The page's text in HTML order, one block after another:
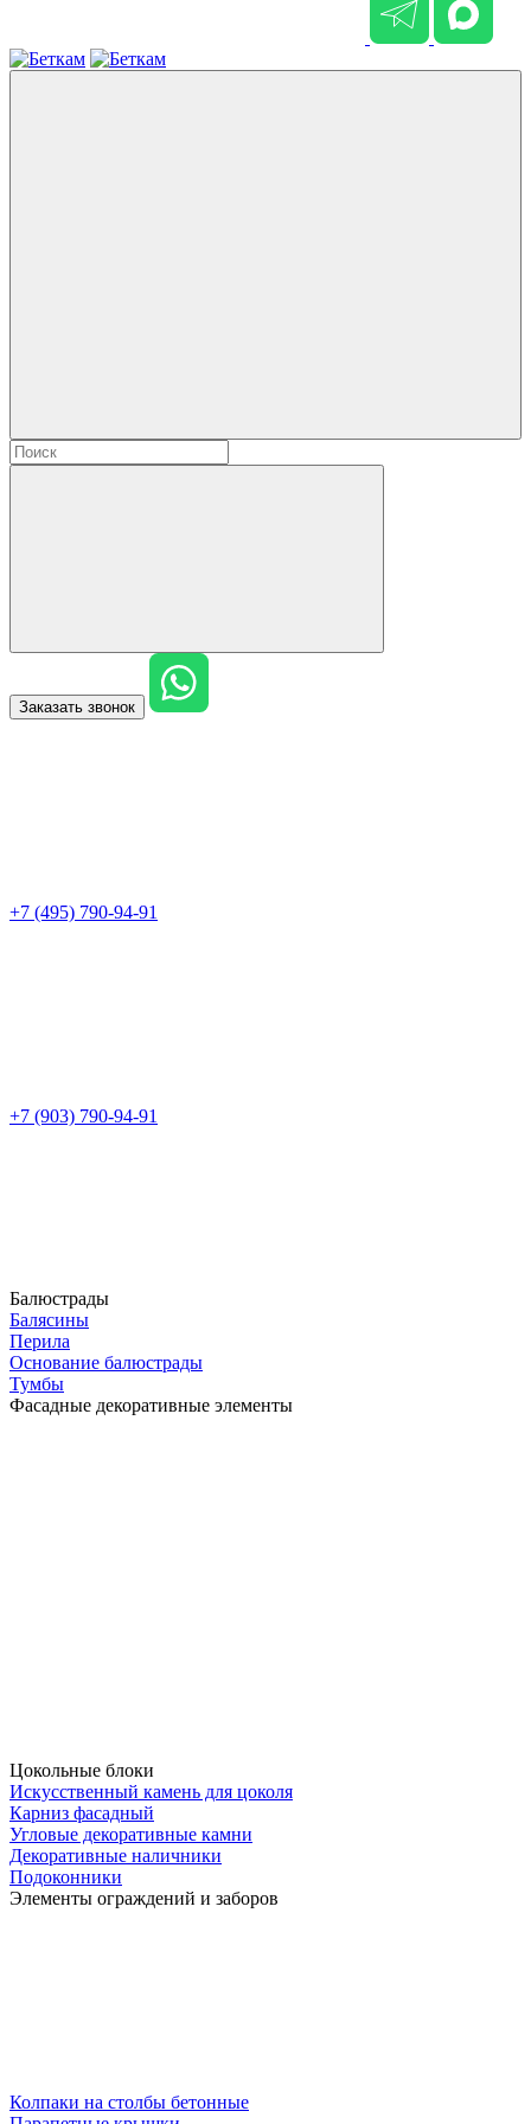
Заказать звонок
+7 (495) 790-94-91
+7 (903) 790-94-91
Балюстрады
Балясины
Перила
Основание балюстрады
Тумбы
Фасадные декоративные элементы
Цокольные блоки
Искусственный камень для цоколя
Карниз фасадный
Угловые декоративные камни
Декоративные наличники
Подоконники
Элементы ограждений и заборов
Колпаки на столбы бетонные